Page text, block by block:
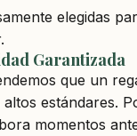
elegidas
Garantizada
que un
estándares.
momentos